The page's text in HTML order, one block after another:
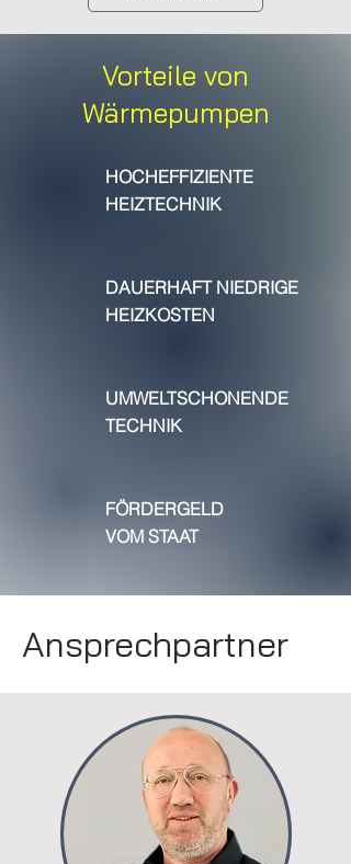
Vorteile von
Wärmepumpen
HOCHEFFIZIENTE
HEIZTECHNIK
DAUERHAFT NIEDRIGE
HEIZKOSTEN
UMWELTSCHONENDE
TECHNIK
FÖRDERGELD
VOM STAAT
Ansprechpartner